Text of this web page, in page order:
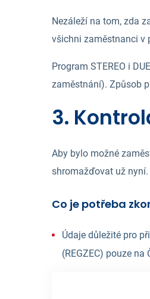
Nezáleží na tom, zda
všichni zaměstnanci v
Program STEREO i
zaměstnání). Způsob
3.
Aby bylo možné
shromažďovat už nyní.
Co je potřeba
Údaje důležité pro
(REGZEC) pouze na